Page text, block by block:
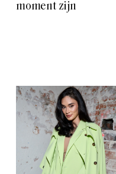
moment zijn